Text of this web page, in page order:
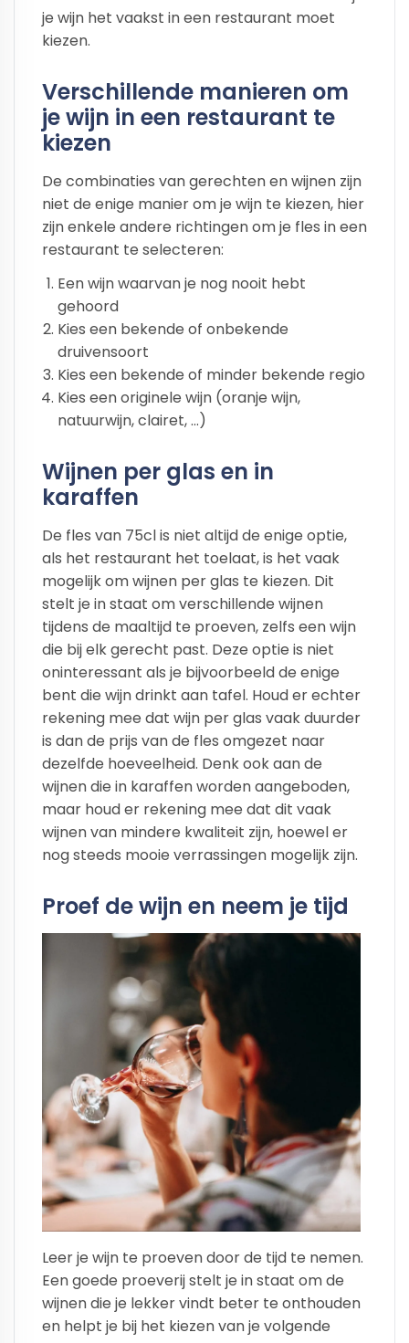
je wijn het vaakst in een restaurant moet
kiezen.
Verschillende manieren om
je wijn in een restaurant te
kiezen
De combinaties van gerechten en wijnen zijn
niet de enige manier om je wijn te kiezen, hier
zijn enkele andere richtingen om je fles in een
restaurant te selecteren:
Een wijn waarvan je nog nooit hebt
gehoord
Kies een bekende of onbekende
druivensoort
Kies een bekende of minder bekende regio
Kies een originele wijn (oranje wijn,
natuurwijn, clairet, ...)
Wijnen per glas en in
karaffen
De fles van 75cl is niet altijd de enige optie,
als het restaurant het toelaat, is het vaak
mogelijk om wijnen per glas te kiezen. Dit
stelt je in staat om verschillende wijnen
tijdens de maaltijd te proeven, zelfs een wijn
die bij elk gerecht past. Deze optie is niet
oninteressant als je bijvoorbeeld de enige
bent die wijn drinkt aan tafel. Houd er echter
rekening mee dat wijn per glas vaak duurder
is dan de prijs van de fles omgezet naar
dezelfde hoeveelheid. Denk ook aan de
wijnen die in karaffen worden aangeboden,
maar houd er rekening mee dat dit vaak
wijnen van mindere kwaliteit zijn, hoewel er
nog steeds mooie verrassingen mogelijk zijn.
Proef de wijn en neem je tijd
Leer je wijn te proeven door de tijd te nemen.
Een goede proeverij stelt je in staat om de
wijnen die je lekker vindt beter te onthouden
en helpt je bij het kiezen van je volgende